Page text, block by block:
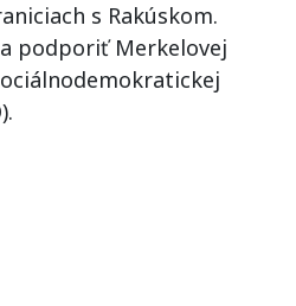
s Rakúskom.
podporiť Merkelovej